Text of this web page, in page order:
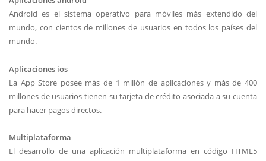
Android es el sistema operativo para móviles más extendido del
mundo, con cientos de millones de usuarios en todos los países del
mundo.
Aplicaciones ios
La App Store posee más de 1 millón de aplicaciones y más de 400
millones de usuarios tienen su tarjeta de crédito asociada a su cuenta
para hacer pagos directos.
Multiplataforma
El desarrollo de una aplicación multiplataforma en código HTML5